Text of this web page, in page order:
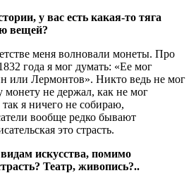
у вас есть какая-то тяга
вещей?
меня волновали монеты. Про
года я мог думать: «Ее мог
или Лермонтов». Никто ведь не мог
монету не держал, как не мог
я ничего не собираю,
вообще редко бывают
это страсть.
искусства, помимо
Театр, живопись?..